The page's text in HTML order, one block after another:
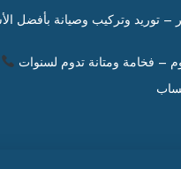
توريد وتركيب وصيانة بأفضل
– فخامة ومتانة تدوم لسنوات